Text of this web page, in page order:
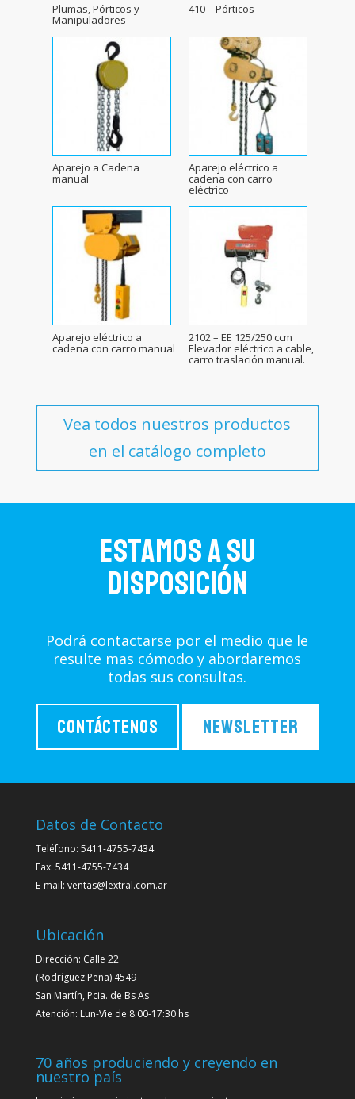
Plumas, Pórticos y
Manipuladores
410 – Pórticos
Aparejo a Cadena
manual
Aparejo eléctrico a
cadena con carro
eléctrico
Aparejo eléctrico a
cadena con carro manual
2102 – EE 125/250 ccm
Elevador eléctrico a cable,
carro traslación manual.
Vea todos nuestros productos
en el catálogo completo
Estamos a su
disposición
Podrá contactarse por el medio que le
resulte mas cómodo y abordaremos
todas sus consultas.
Contáctenos Newsletter
Datos de Contacto
Teléfono: 5411-4755-7434
Fax: 5411-4755-7434
E-mail: ventas@lextral.com.ar
Ubicación
Dirección: Calle 22
(Rodríguez Peña) 4549
San Martín, Pcia. de Bs As
Atención: Lun-Vie de 8:00-17:30 hs
70 años produciendo y creyendo en
nuestro país